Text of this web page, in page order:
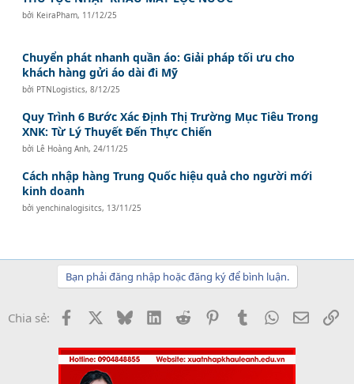
bởi KeiraPham, 11/12/25
Chuyển phát nhanh quần áo: Giải pháp tối ưu cho
khách hàng gửi áo dài đi Mỹ
bởi PTNLogistics,8/12/25
Quy Trình 6 Bước Xác Định Thị Trường Mục Tiêu Trong
XNK: Từ Lý Thuyết Đến Thực Chiến
bởi Lê Hoàng Anh, 24/11/25
Cách nhập hàng Trung Quốc hiệu quả cho người mới
kinh doanh
bởiyenchinalogisitcs, 13/11/25
Bạn phải đăng nhập hoặc đăng ký để bình luận.
Chia sẻ: Facebook BlueskyLinkedInReddit PinterestTumblrWhatsApp
Email